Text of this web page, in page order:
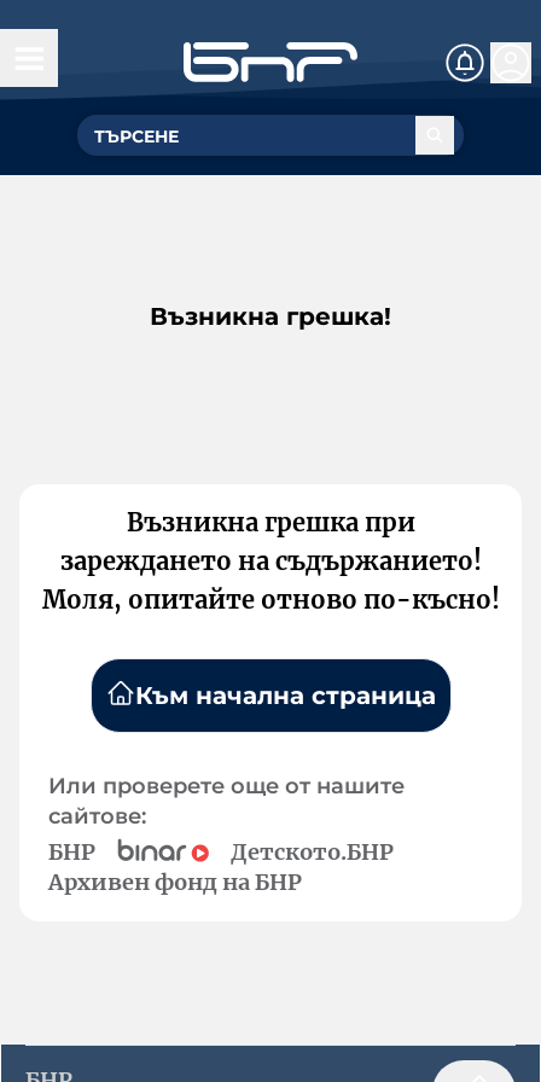
Възникна грешка!
Възникна грешка при
зареждането на съдържанието!
Моля, опитайте отново по-късно!
Към начална страница
Или проверете още от нашите
сайтове:
БНР
Детското.БНР
Архивен фонд на БНР